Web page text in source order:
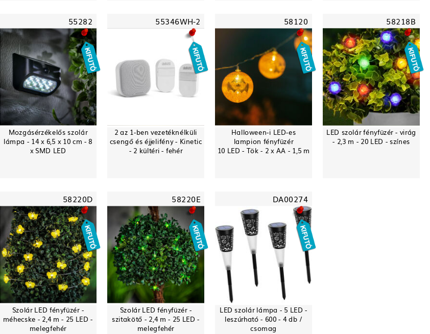
55282
Mozgásérzékelős szolár
lámpa - 14 x 6,5 x 10 cm - 8
x SMD LED
55346WH-2
2 az 1-ben vezetéknélküli
csengő és éjjelifény - Kinetic
- 2 kültéri - fehér
58120
Halloween-i LED-es
lampion fényfüzér
10 LED - Tök - 2 x AA - 1,5 m
58218B
LED szolár fényfüzér - virág
- 2,3 m - 20 LED - színes
58220D
Szolár LED fényfüzér -
méhecske - 2,4 m - 25 LED -
melegfehér
58220E
Szolár LED fényfüzér -
szitakötő - 2,4 m - 25 LED -
melegfehér
DA00274
LED szolár lámpa - 5 LED -
leszúrható - 600 - 4 db /
csomag